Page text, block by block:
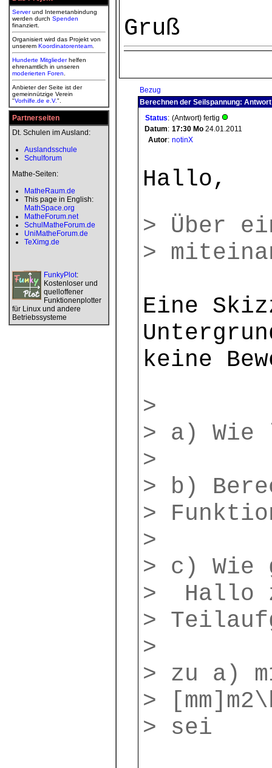
Serverund Internetanbindung
werden durch Spenden
finanziert.
Organisiert wird das Projekt von
unserem Koordinatorenteam
Hunderte Mitgliederhelfen
ehrenamtlich in unseren
moderierten Foren
Anbieter der Seite ist der
gemeinnützige Verein
"Vorhilfe.de e.V.".
Partnerseiten
Dt. Schulen im Ausland:
Auslandsschule
Schulforum
Mathe-Seiten:
MatheRaum.de
This page in English:
MathSpace.org
MatheForum.net
SchulMatheForum.de
UniMatheForum.de
TeXimg.de
FunkyPlot:
Kostenloser und
quelloffener
Funktionenplotter
für Linux und andere
Betriebssysteme
Gruß
Bezug
Berechnen der Seilspannung: Antwort
Status: (Antwort) fertig
Datum: 17:30 Mo 24.01.2011
Autor: notinX
Hallo,
> Über
>
Eine
keine
>
> a) Wie
>
> b)
>
>
> c) Wie
> Hallo
>
>
> zu a)
>
> sei